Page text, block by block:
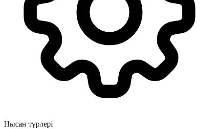
Нысан түрлері